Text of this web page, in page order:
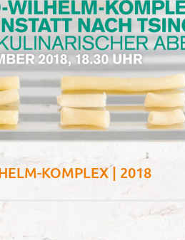
KOMPLEX | 2018